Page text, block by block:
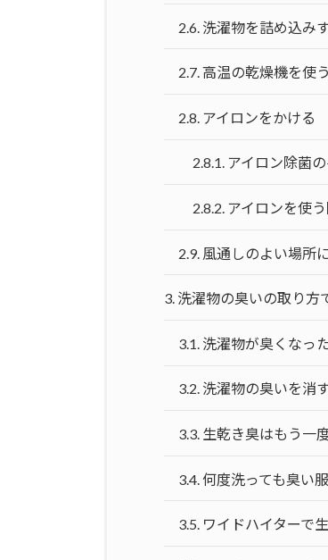
2.6. 洗濯物を詰め込み
2.7.高温の乾燥機を使う
2.8. アイロンをかける
2.8.1. アイロン除菌
2.8.2. アイロンを使
2.9. 風通しのよい場所
3. 洗濯物の臭いの取り方
3.1. 洗濯物が臭くなっ
3.2. 洗濯物の臭いを消
3.3. 生乾き臭はもう一
3.4. 何度洗っても臭い
3.5. ワイドハイターで